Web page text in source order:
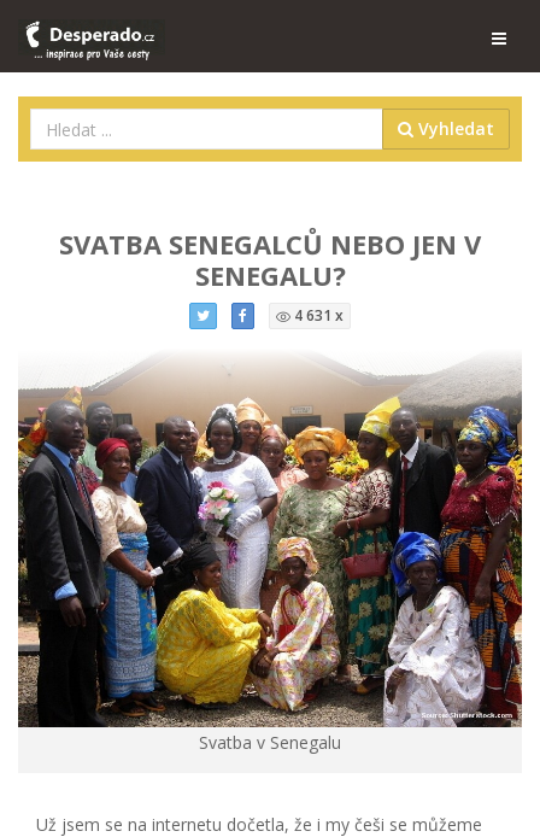
Vyhledat
SVATBA SENEGALCŮ NEBO JEN V
SENEGALU?
4 631 x
Svatba v Senegalu
Už jsem se na internetu dočetla, že i my češi se můžeme